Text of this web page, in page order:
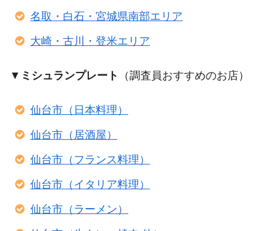
名取・白石・宮城県南部エリア
大崎・古川・登米エリア
▼ ミシュランプレート （調査員おすすめのお店）
仙台市（日本料理）
仙台市（居酒屋）
仙台市（フランス料理）
仙台市（イタリア料理）
仙台市（ラーメン）